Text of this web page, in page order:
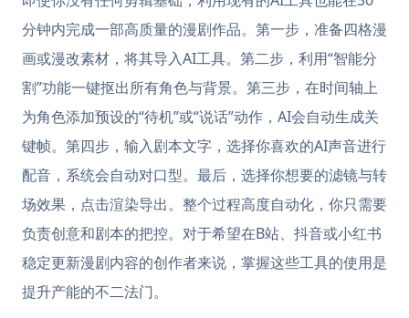
分钟内完成一部高质量的漫剧作品。第一步，准备四格漫
画或漫改素材，将其导入AI工具。第二步，利用“智能分
割”功能一键抠出所有角色与背景。第三步，在时间轴上
为角色添加预设的“待机”或“说话”动作，AI会自动生成关
键帧。第四步，输入剧本文字，选择你喜欢的AI声音进行
配音，系统会自动对口型。最后，选择你想要的滤镜与转
场效果，点击渲染导出。整个过程高度自动化，你只需要
负责创意和剧本的把控。对于希望在B站、抖音或小红书
稳定更新漫剧内容的创作者来说，掌握这些工具的使用是
提升产能的不二法门。